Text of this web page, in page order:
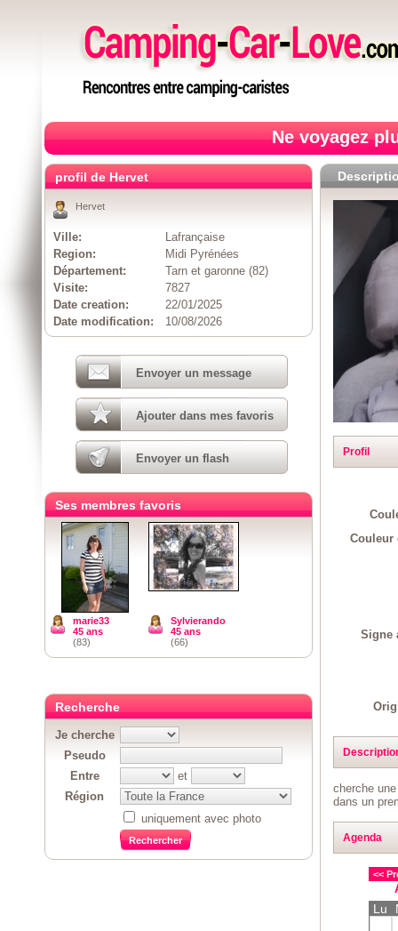
Ne voyagez
Profil
Couleur
Signe
cherche
dans un
Agenda
<<
Lu
profil de Hervet
Hervet
Ville:
Lafrançaise
Region:
Midi Pyrénées
Département:
Tarn et garonne (82)
Visite:
7827
Date creation:
22/01/2025
Date modification:
10/08/2026
Envoyer un message
Ajouter dans mes favoris
Envoyer un flash
Ses membres favoris
marie33
45 ans
(83)
Sylvierando
45 ans
(66)
Recherche
Je cherche
Pseudo
Entre
et
Région
uniquement avec photo